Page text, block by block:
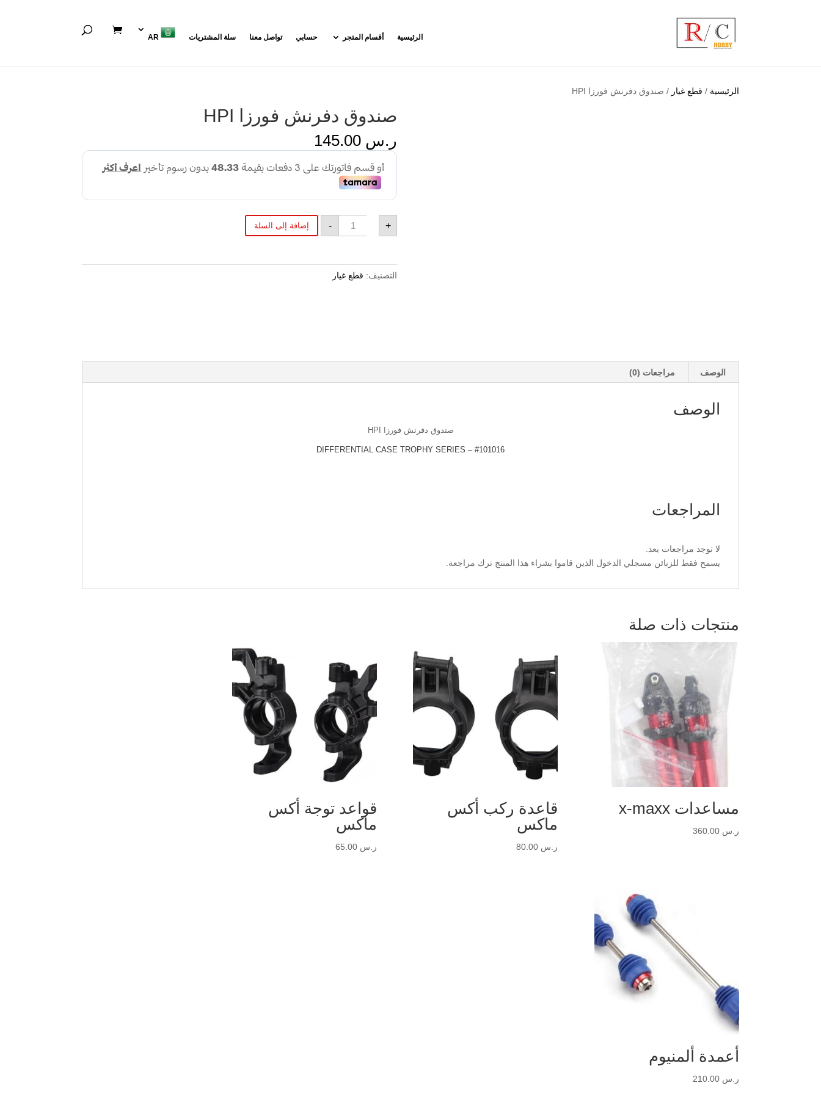
الرئيسية أقسام المتجر حسابي تواصل معنا سلة المشتريات AR
الرئيسية / قطع غيار / صندوق دفرنش فورزا HPI
صندوق دفرنش فورزا HPI
ر.س
-
كمية
صندوق
دفرنش
+ إضافة إلى السلة
التصنيف: قطع غيار
الوصف مراجعات (0)
الوصف
صندوق دفرنش فورزا HPI
#101016 – DIFFERENTIAL CASE TROPHY SERIES
المراجعات
لا توجد مراجعات بعد.
يسمح فقط للزبائن مسجلي الدخول الذين قاموا بشراء هذا المنتج ترك مراجعة.
منتجات ذات صلة
مساعدات x-maxx
ر.س 360.00
قاعدة ركب أكس
ماكس
ر.س
قواعد توجة أكس
ماكس
ر.س
أعمدة ألمنيوم
ر.س 210.00